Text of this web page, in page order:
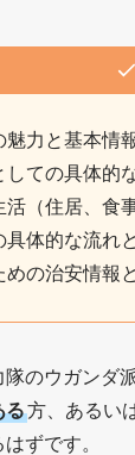
力と基本情
しての具体的
（住居、食
体的な流れ
めの治安情報
のウガンダ
る方、あるい
ずです。